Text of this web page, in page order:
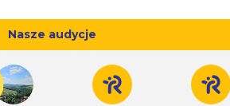
Nasze audycje